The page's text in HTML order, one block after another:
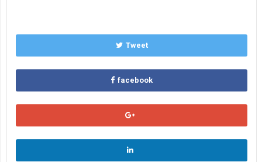
Tweet
facebook